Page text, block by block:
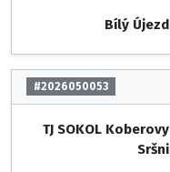
Bílý Újezd
#2026050053
TJ SOKOL Koberovy
Sršni